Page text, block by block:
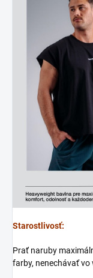
Starostlivosť:
Prať naruby
farby, nenechávať vo